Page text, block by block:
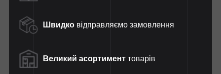
Швидко відправляємо замовлення
Великий асортимент товарів